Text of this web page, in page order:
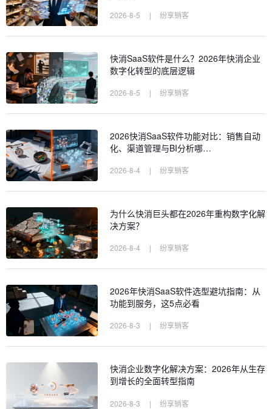
2026-8-5 | 纷享销客
快消SaaS软件是什么？2026年快消企业
数字化转型的底层逻辑
2026-8-5 | 纷享销客
2026快消SaaS软件功能对比：销售自动
化、渠道管理与BI分析哪…
2026-8-4 | 纷享销客
为什么快消巨头都在2026年重构数字化解
决方案？
2026-8-4 | 纷享销客
2026年快消SaaS软件选型避坑指南：从
功能到服务，这5点必看
2026-8-3 | 纷享销客
快消企业数字化解决方案：2026年从生存
到增长的全面转型指南
2026-8-3 | 纷享销客